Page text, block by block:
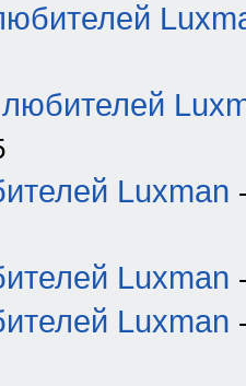
Luxman
Luxman
Luxman